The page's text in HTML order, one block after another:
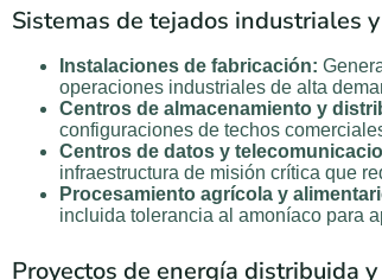
Sistemas de tejados industriales
Instalaciones de fabricación:
operaciones industriales de alta
Centros de almacenamiento y
configuraciones de techos
Centros de datos y
infraestructura de misión crítica que
Procesamiento agrícola y
incluida tolerancia al amoníaco para
Proyectos de energía distribuida